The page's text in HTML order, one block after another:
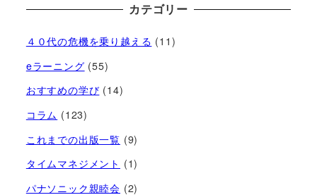
カテゴリー
４０代の危機を乗り越える (11)
eラーニング (55)
おすすめの学び (14)
コラム (123)
これまでの出版一覧 (9)
タイムマネジメント (1)
パナソニック親睦会 (2)